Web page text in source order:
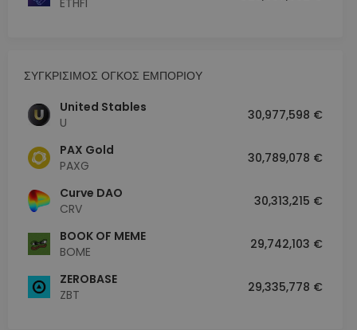
ETHFI
ΣΥΓΚΡΙΣΙΜΟΣ ΟΓΚΟΣ ΕΜΠΟΡΙΟΥ
United Stables
U
30,977,598 €
PAX Gold
PAXG
30,789,078 €
Curve DAO
CRV
30,313,215 €
BOOK OF MEME
BOME
29,742,103 €
ZEROBASE
ZBT
29,335,778 €